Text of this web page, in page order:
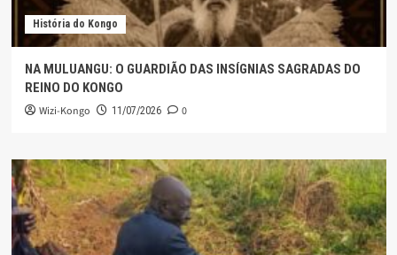
História do Kongo
NA MULUANGU: O GUARDIÃO DAS INSÍGNIAS SAGRADAS DO
REINO DO KONGO
Wizi-Kongo 11/07/2026 0